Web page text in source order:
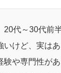
20代～30代前
いけど、実は
験や専門性が